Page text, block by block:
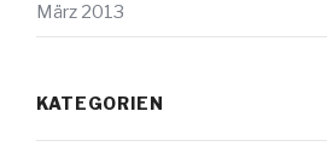
März 2013
KATEGORIEN